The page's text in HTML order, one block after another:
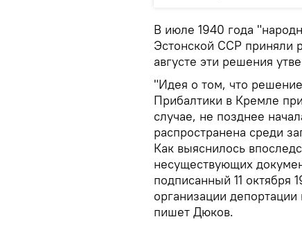
В июле 1940 года
Эстонской ССР приняли
августе эти решения
"Идея о том, что
Прибалтики в Кремле
случае, не позднее
распространена среди
Как выяснилось
несуществующих
подписанный 11
организации
пишет Дюков.